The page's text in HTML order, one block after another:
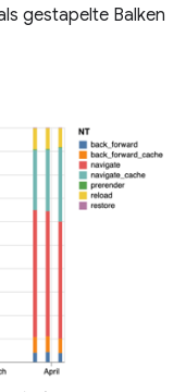
gestapelte Balken